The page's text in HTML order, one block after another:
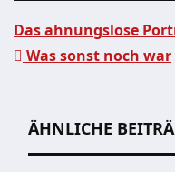
Das ahnungslose
Was sonst noch war
ÄHNLICHE